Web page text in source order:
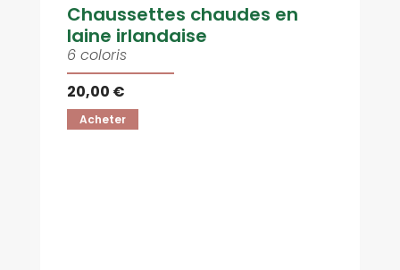
Chaussettes chaudes en
laine irlandaise
6 coloris
20,00 €
Acheter